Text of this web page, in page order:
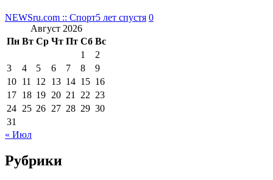
NEWSru.com :: Спорт5 лет спустя 0
Август 2026
Пн Вт Ср Чт Пт Сб Вс
1
2
3
4 5 6 7 8
9
10 11 12 13 14 15 16
17 18 19 20 21 22 23
24 25 26 27 28 29 30
31
« Июл
Рубрики